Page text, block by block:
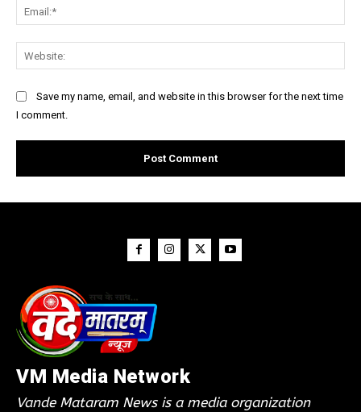
Save my name, email, and website in this browser for the next time
I comment.
VM Media Network
Vande Mataram News is a media organization